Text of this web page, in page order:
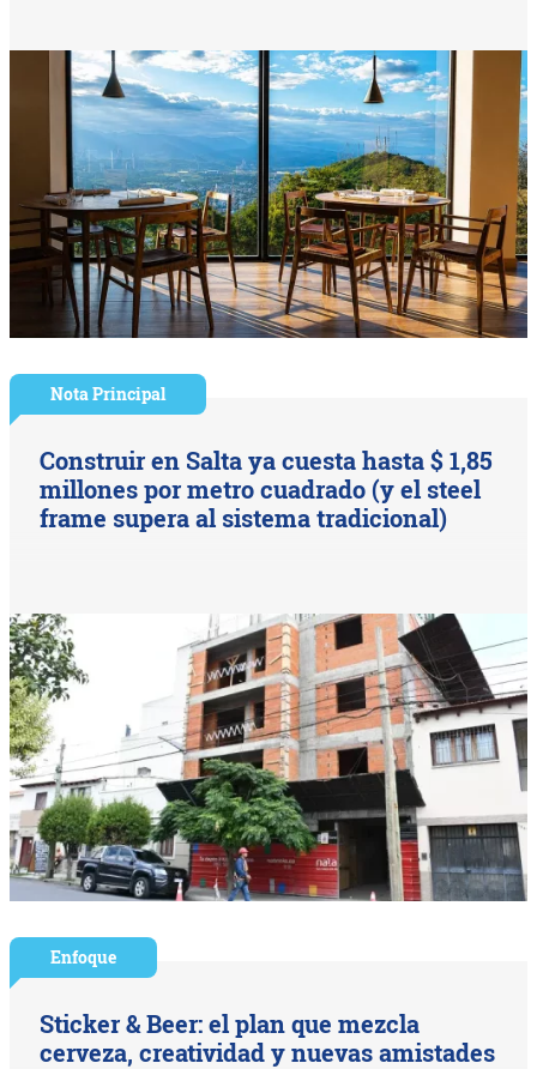
Nota Principal
Construir en Salta ya cuesta hasta $ 1,85
millones por metro cuadrado (y el steel
frame supera al sistema tradicional)
Enfoque
Sticker & Beer: el plan que mezcla
cerveza, creatividad y nuevas amistades